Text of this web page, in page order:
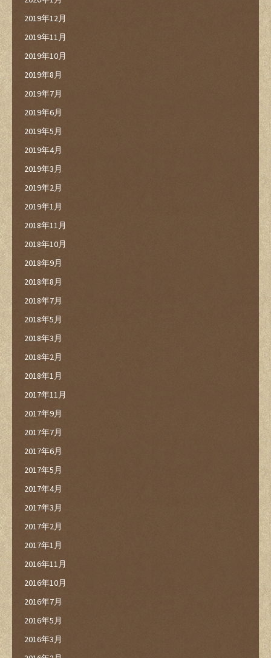
2019年12月
2019年11月
2019年10月
2019年8月
2019年7月
2019年6月
2019年5月
2019年4月
2019年3月
2019年2月
2019年1月
2018年11月
2018年10月
2018年9月
2018年8月
2018年7月
2018年5月
2018年3月
2018年2月
2018年1月
2017年11月
2017年9月
2017年7月
2017年6月
2017年5月
2017年4月
2017年3月
2017年2月
2017年1月
2016年11月
2016年10月
2016年7月
2016年5月
2016年3月